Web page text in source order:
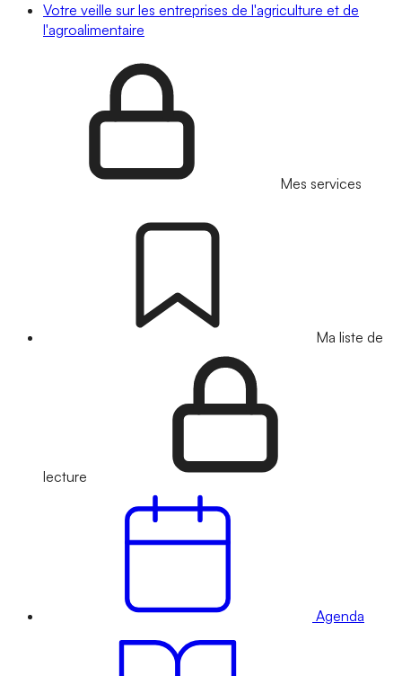
Votre veille sur les entreprises de l'agriculture et de
l'agroalimentaire
Mes services
Ma liste de
lecture
Agenda